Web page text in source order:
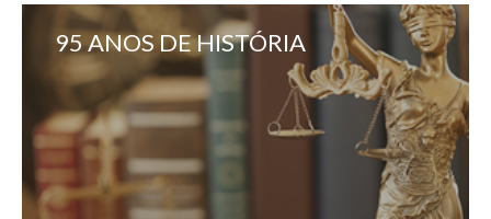
95 ANOS DE HISTÓRIA